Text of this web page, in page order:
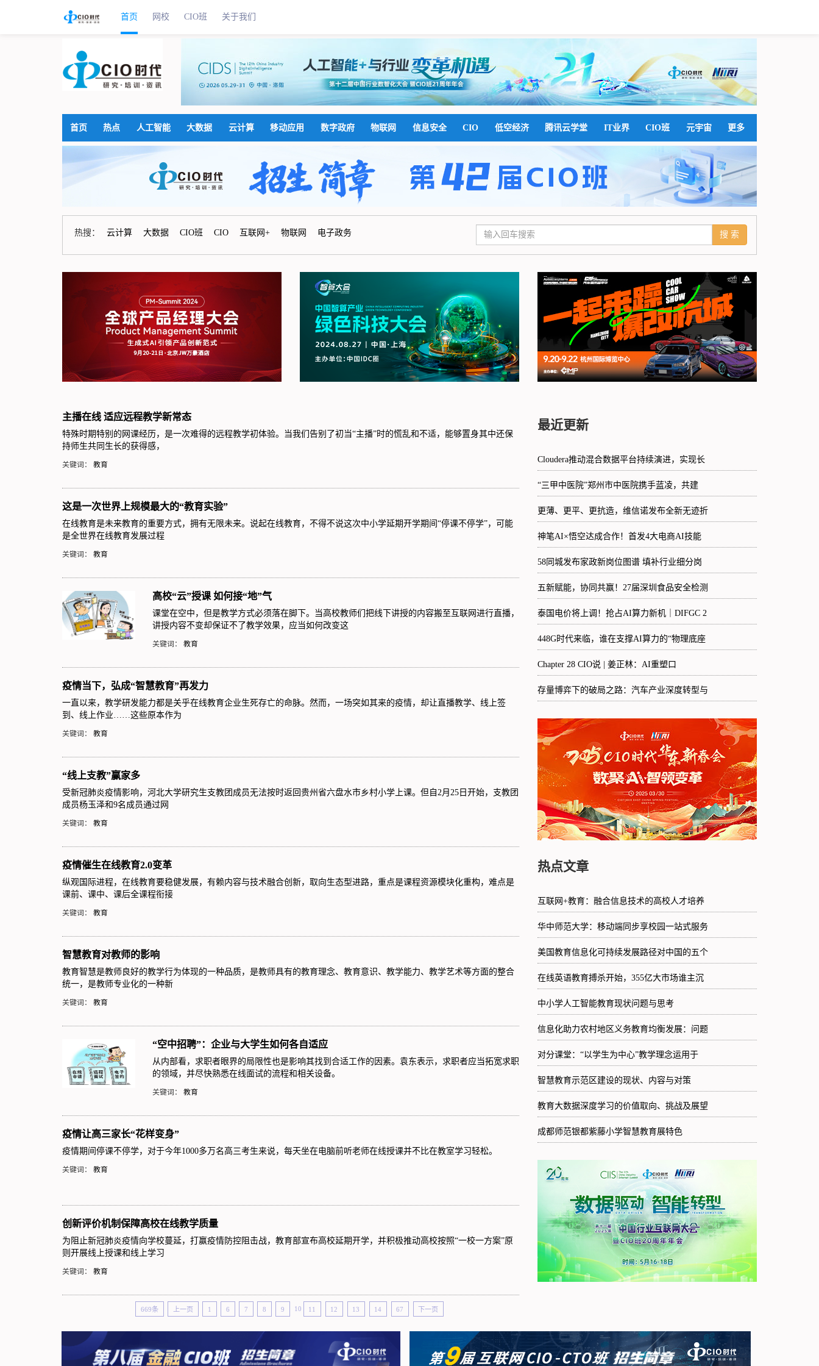
首页 网校 CIO班 关于我们
首页 热点 人工智能 大数据 云计算 移动应用 数字政府 物联网 信息安全 CIO 低空经济 腾讯云学堂 IT业界 CIO班 元宇宙 更多
热搜： 云计算 大数据 CIO班 CIO 互联网+ 物联网 电子政务
主播在线 适应远程教学新常态
特殊时期特别的网课经历，是一次难得的远程教学初体验。当我们告别了初当“主播”时的慌乱和不适，能够置身其中还保
持师生共同生长的获得感，
关键词： 教育
这是一次世界上规模最大的“教育实验”
在线教育是未来教育的重要方式，拥有无限未来。说起在线教育，不得不说这次中小学延期开学期间“停课不停学”，可能
是全世界在线教育发展过程
关键词： 教育
高校“云”授课 如何接“地”气
课堂在空中，但是教学方式必须落在脚下。当高校教师们把线下讲授的内容搬至互联网进行直播，
讲授内容不变却保证不了教学效果，应当如何改变这
关键词： 教育
疫情当下，弘成“智慧教育”再发力
一直以来，教学研发能力都是关乎在线教育企业生死存亡的命脉。然而，一场突如其来的疫情，却让直播教学、线上签
到、线上作业……这些原本作为
关键词： 教育
“线上支教”赢家多
受新冠肺炎疫情影响，河北大学研究生支教团成员无法按时返回贵州省六盘水市乡村小学上课。但自2月25日开始，支教团
成员杨玉泽和9名成员通过网
关键词： 教育
疫情催生在线教育2.0变革
纵观国际进程，在线教育要稳健发展，有赖内容与技术融合创新，取向生态型进路，重点是课程资源模块化重构，难点是
课前、课中、课后全课程衔接
关键词： 教育
智慧教育对教师的影响
教育智慧是教师良好的教学行为体现的一种品质，是教师具有的教育理念、教育意识、教学能力、教学艺术等方面的整合
统一，是教师专业化的一种新
关键词： 教育
“空中招聘”：企业与大学生如何各自适应
从内部看，求职者眼界的局限性也是影响其找到合适工作的因素。袁东表示，求职者应当拓宽求职
的领域，并尽快熟悉在线面试的流程和相关设备。
关键词： 教育
疫情让高三家长“花样变身”
疫情期间停课不停学，对于今年1000多万名高三考生来说，每天坐在电脑前听老师在线授课并不比在教室学习轻松。
关键词： 教育
创新评价机制保障高校在线教学质量
为阻止新冠肺炎疫情向学校蔓延，打赢疫情防控阻击战，教育部宣布高校延期开学，并积极推动高校按照“一校一方案”原
则开展线上授课和线上学习
关键词： 教育
669条 上一页 1 6 7 8 9 10 11 12 13 14 67 下一页
最近更新
Cloudera推动混合数据平台持续演进，实现长
“三甲中医院”郑州市中医院携手蓝凌，共建
更薄、更平、更抗造，维信诺发布全新无迹折
神笔AI×悟空达成合作！首发4大电商AI技能
58同城发布家政新岗位图谱 填补行业细分岗
五新赋能，协同共赢！27届深圳食品安全检测
泰国电价将上调！抢占AI算力新机｜DIFGC 2
448G时代来临，谁在支撑AI算力的“物理底座
Chapter 28 CIO说 | 姜正林：AI重塑口
存量博弈下的破局之路：汽车产业深度转型与
热点文章
互联网+教育：融合信息技术的高校人才培养
华中师范大学：移动端同步享校园一站式服务
美国教育信息化可持续发展路径对中国的五个
在线英语教育搏杀开始，355亿大市场谁主沉
中小学人工智能教育现状问题与思考
信息化助力农村地区义务教育均衡发展：问题
对分课堂：“以学生为中心”教学理念运用于
智慧教育示范区建设的现状、内容与对策
教育大数据深度学习的价值取向、挑战及展望
成都师范银都紫藤小学智慧教育展特色